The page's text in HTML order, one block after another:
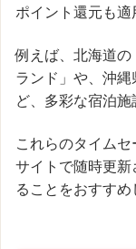
ポイント還元も適
例えば、北海道
ランド」や、沖
ど、多彩な宿泊施
これらのタイム
サイトで随時更
ることをおすすめ